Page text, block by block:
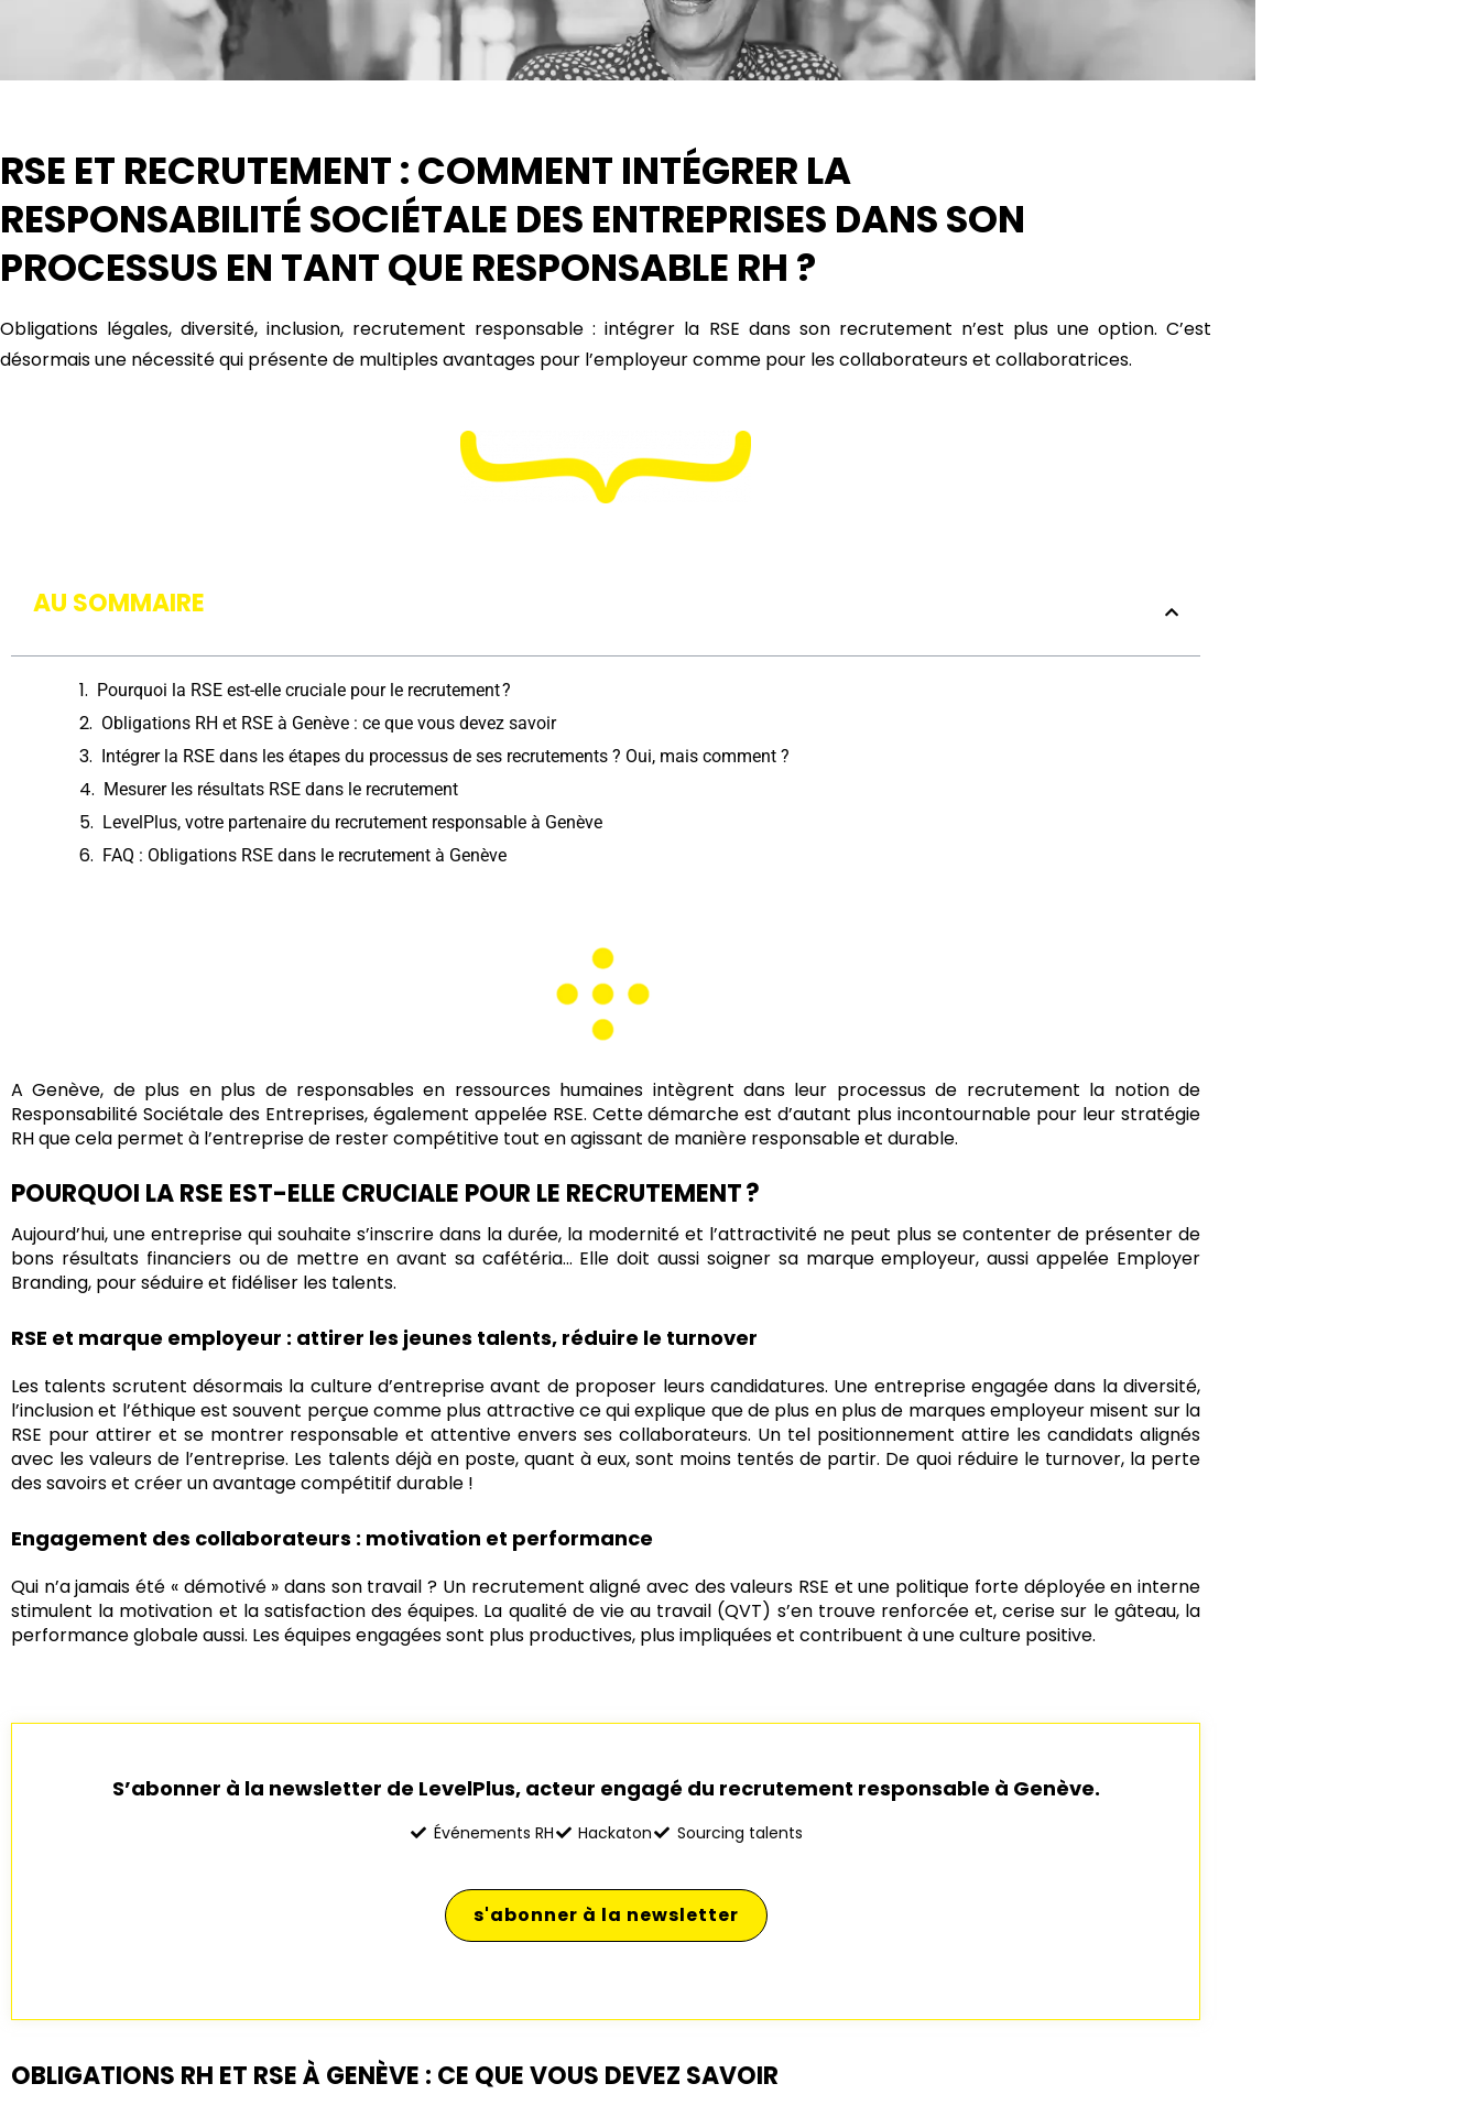
RSE ET RECRUTEMENT : COMMENT INTÉGRER LA
RESPONSABILITÉ SOCIÉTALE DES ENTREPRISES DANS SON
PROCESSUS EN TANT QUE RESPONSABLE RH ?
Obligations légales, diversité, inclusion, recrutement responsable : intégrer la RSE dans son recrutement n’est plus une option. C’est
désormais une nécessité qui présente de multiples avantages pour l’employeur comme pour les collaborateurs et collaboratrices.
AU SOMMAIRE
Pourquoi la RSE est-elle cruciale pour le recrutement ?
Obligations RH et RSE à Genève : ce que vous devez savoir
Intégrer la RSE dans les étapes du processus de ses recrutements ? Oui, mais comment ?
Mesurer les résultats RSE dans le recrutement
LevelPlus, votre partenaire du recrutement responsable à Genève
FAQ : Obligations RSE dans le recrutement à Genève
A Genève, de plus en plus de responsables en ressources humaines intègrent dans leur processus de recrutement la notion de
Responsabilité Sociétale des Entreprises, également appelée RSE. Cette démarche est d’autant plus incontournable pour leur stratégie
RH que cela permet à l’entreprise de rester compétitive tout en agissant de manière responsable et durable.
POURQUOI LA RSE EST-ELLE CRUCIALE POUR LE RECRUTEMENT ?
Aujourd’hui, une entreprise qui souhaite s’inscrire dans la durée, la modernité et l’attractivité ne peut plus se contenter de présenter de
bons résultats financiers ou de mettre en avant sa cafétéria… Elle doit aussi soigner sa marque employeur, aussi appelée Employer
Branding, pour séduire et fidéliser les talents.
RSE et marque employeur : attirer les jeunes talents, réduire le turnover
Les talents scrutent désormais la culture d’entreprise avant de proposer leurs candidatures. Une entreprise engagée dans la diversité,
l’inclusion et l’éthique est souvent perçue comme plus attractive ce qui explique que de plus en plus de marques employeur misent sur la
RSE pour attirer et se montrer responsable et attentive envers ses collaborateurs. Un tel positionnement attire les candidats alignés
avec les valeurs de l’entreprise. Les talents déjà en poste, quant à eux, sont moins tentés de partir. De quoi réduire le turnover, la perte
des savoirs et créer un avantage compétitif durable !
Engagement des collaborateurs : motivation et performance
Qui n’a jamais été « démotivé » dans son travail ? Un recrutement aligné avec des valeurs RSE et une politique forte déployée en interne
stimulent la motivation et la satisfaction des équipes. La qualité de vie au travail (QVT) s’en trouve renforcée et, cerise sur le gâteau, la
performance globale aussi. Les équipes engagées sont plus productives, plus impliquées et contribuent à une culture positive.
S’abonner à la newsletter de LevelPlus, acteur engagé du recrutement responsable à Genève.
Événements RH Hackaton Sourcing talents
s'abonner à la newsletter
OBLIGATIONS RH ET RSE À GENÈVE : CE QUE VOUS DEVEZ SAVOIR